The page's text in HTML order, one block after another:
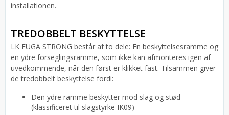
installationen.
TREDOBBELT BESKYTTELSE
LK FUGA STRONG består af to dele: En beskyttelsesramme og
en ydre forseglingsramme, som ikke kan afmonteres igen af
uvedkommende, når den først er klikket fast. Tilsammen giver
de tredobbelt beskyttelse fordi:
Den ydre ramme beskytter mod slag og stød
(klassificeret til slagstyrke IK09)